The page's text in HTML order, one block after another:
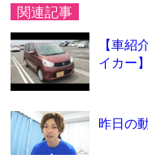
関連記事
【車紹
イカー
昨日の